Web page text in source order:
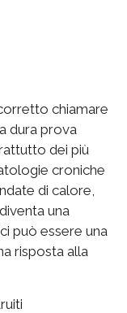
chiamare
dura prova
dei più
croniche
di calore,
una
può essere una
risposta alla